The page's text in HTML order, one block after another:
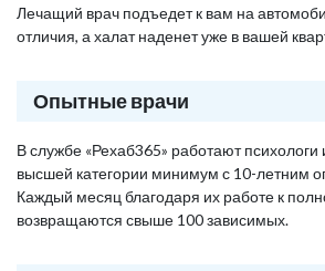
Лечащий врач подъедет к вам на
отличия, а халат наденет уже в вашей
Опытные врачи
В службе «Рехаб365» работают психологи
высшей категории минимум с 10-летним
Каждый месяц благодаря их работе к
возвращаются свыше 100 зависимых.